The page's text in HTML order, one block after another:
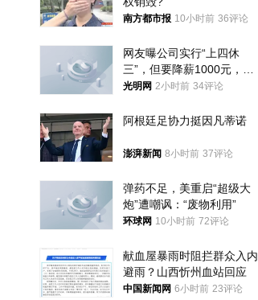
南方都市报 10小时前 36评论
网友曝公司实行“上四休
三”，但要降薪1000元，不
接受只能辞职
光明网 2小时前 34评论
阿根廷足协力挺因凡蒂诺
澎湃新闻 8小时前 37评论
弹药不足，美重启“超级大
炮”遭嘲讽：“废物利用”
环球网 10小时前 72评论
献血屋暴雨时阻拦群众入内
避雨？山西忻州血站回应
中国新闻网 6小时前 23评论